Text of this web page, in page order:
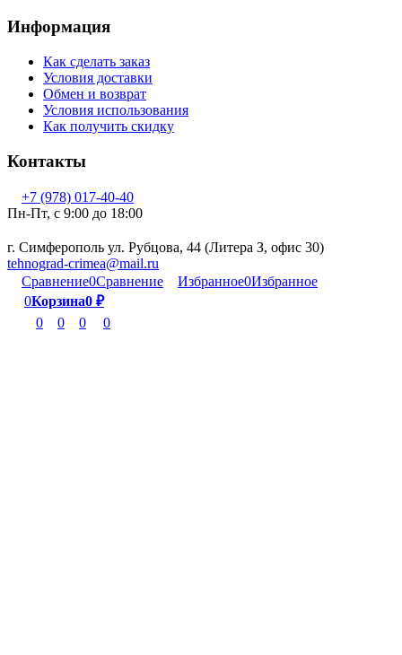
Информация
Как сделать заказ
Условия доставки
Обмен и возврат
Условия использования
Как получить скидку
Контакты
+7 (978) 017-40-40
Пн-Пт, c 9:00 до 18:00
г. Симферополь ул. Рубцова, 44 (Литера З, офис 30)
tehnograd-crimea@mail.ru
Сравнение0Сравнение Избранное0Избранное
0Корзина0 ₽
0
0 0 0